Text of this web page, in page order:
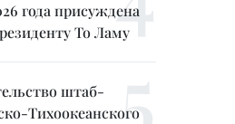
года присуждена
То Ламу
штаб-
Тихоокеанского